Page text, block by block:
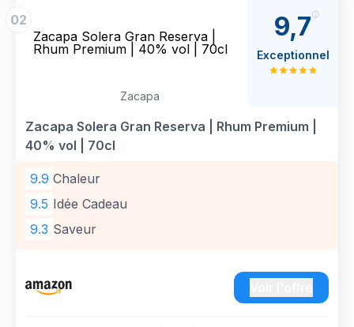
02
Zacapa Solera Gran Reserva |
Rhum Premium | 40% vol | 70cl
Zacapa
Zacapa Solera Gran Reserva | Rhum Premium |
40% vol | 70cl
9.9 Chaleur
9.5 Idée Cadeau
9.3 Saveur
9,7
Exceptionnel